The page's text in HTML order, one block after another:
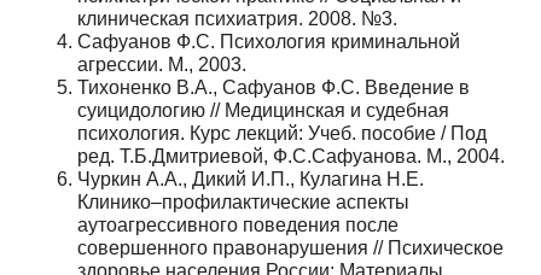
клиническая психиатрия. 2008. №3.
Сафуанов Ф.С. Психология криминальной
агрессии. М., 2003.
Тихоненко В.А., Сафуанов Ф.С. Введение в
суицидологию // Медицинская и судебная
психология. Курс лекций: Учеб. пособие / Под
ред. Т.Б.Дмитриевой, Ф.С.Сафуанова. М., 2004.
Чуркин А.А., Дикий И.П., Кулагина Н.Е.
Клинико–профилактические аспекты
аутоагрессивного поведения после
совершенного правонарушения // Психическое
здоровье населения России: Материалы